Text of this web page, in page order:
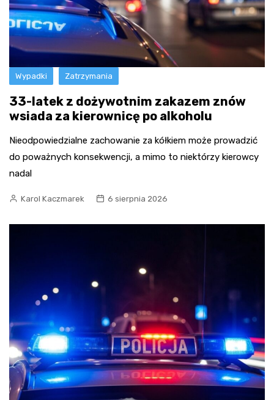
Wypadki Zatrzymania
33-latek z dożywotnim zakazem znów
wsiada za kierownicę po alkoholu
Nieodpowiedzialne zachowanie za kółkiem może prowadzić
do poważnych konsekwencji, a mimo to niektórzy kierowcy
nadal
Karol Kaczmarek 6 sierpnia 2026